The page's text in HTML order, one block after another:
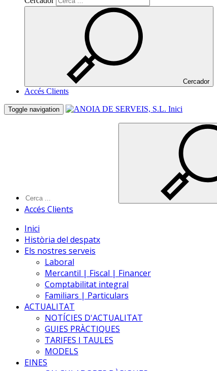
Cercador
Accés Clients
Toggle navigation Inici
Accés Clients
Inici
Història del despatx
Els nostres serveis
Laboral
Mercantil | Fiscal | Financer
Comptabilitat integral
Familiars | Particulars
ACTUALITAT
NOTÍCIES D'ACTUALITAT
GUIES PRÀCTIQUES
TARIFES I TAULES
MODELS
EINES